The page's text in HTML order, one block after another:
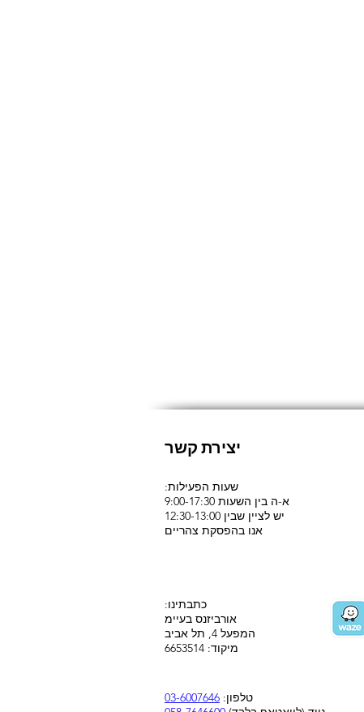
יצירת קשר
:שעות הפעילות
א-ה בין השעות 9:00-17:30
יש לציין שבין 12:30-13:00
אנו בהפסקת צהריים
:כתבתינו
אורביזנס בעיימ
המפעל 4, תל אביב
מיקוד: 6653514
טלפון: 03-6007646